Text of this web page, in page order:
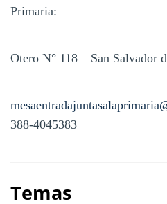
Primaria:
Otero N° 118 – San Salvador
388-4045383
Temas